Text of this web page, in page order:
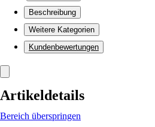
Beschreibung
Weitere Kategorien
Kundenbewertungen
Artikeldetails
Bereich überspringen